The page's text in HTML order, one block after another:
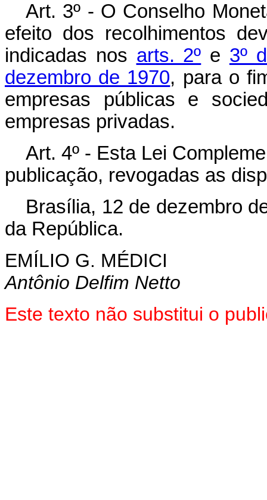
Art. 3º - O Conselho
efeito dos recolhimentos
indicadas nos arts. 2º e 3º
dezembro de 1970, para o
empresas públicas e
empresas privadas.
Art. 4º - Esta Lei
publicação, revogadas as
Brasília, 12 de dezembro
da República.
EMÍLIO G. MÉDICI
Antônio Delfim Netto
Este texto não substitui o